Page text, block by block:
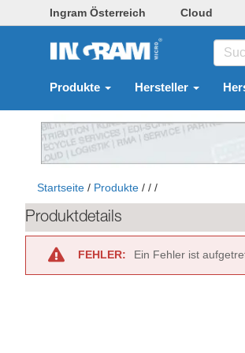
Ingram Österreich Cloud
Produkte Hersteller
Startseite / Produkte / / /
Produktdetails
FEHLER: Ein Fehler ist